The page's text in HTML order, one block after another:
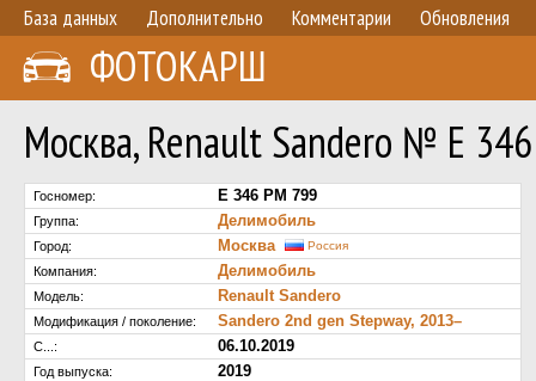
База данных Дополнительно Комментарии Обновления
ФОТОКАРШ
Москва, Renault Sandero № Е
Госномер: Е 346 РМ 799
Группа: Делимобиль
Город: Москва Россия
Компания: Делимобиль
Модель: Renault Sandero
Модификация / поколение: Sandero 2nd gen Stepway, 2013–
С...: 06.10.2019
Год выпуска: 2019